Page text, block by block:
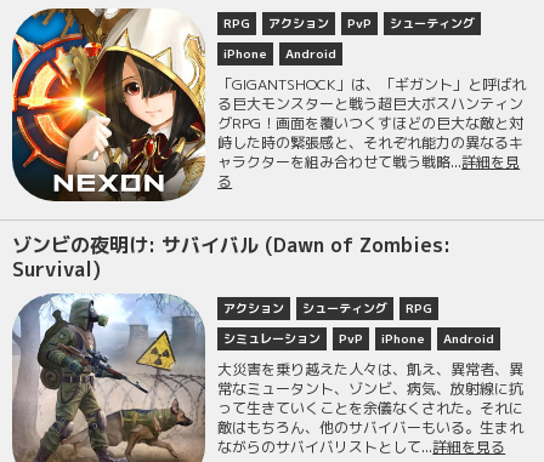
RPG アクション PvP
シューティング
iPhone
Android
「GIGANTSHOCK」は、「ギガント」と呼ばれ
る巨大モンスターと戦う超巨大ボスハンティン
グRPG！画面を覆いつくすほどの巨大な敵と対
峙した時の緊張感と、それぞれ能力の異なるキ
ャラクターを組み合わせて戦う戦略...詳細を見
る
ゾンビの夜明け: サバイバル (Dawn of Zombies:
Survival)
アクション シューティング
RPG
シミュレーション
PvP iPhone Android
大災害を乗り越えた人々は、飢え、異常者、異
常なミュータント、ゾンビ、病気、放射線に抗
って生きていくことを余儀なくされた。それに
敵はもちろん、他のサバイバーもいる。生まれ
ながらのサバイバリストとして...詳細を見る